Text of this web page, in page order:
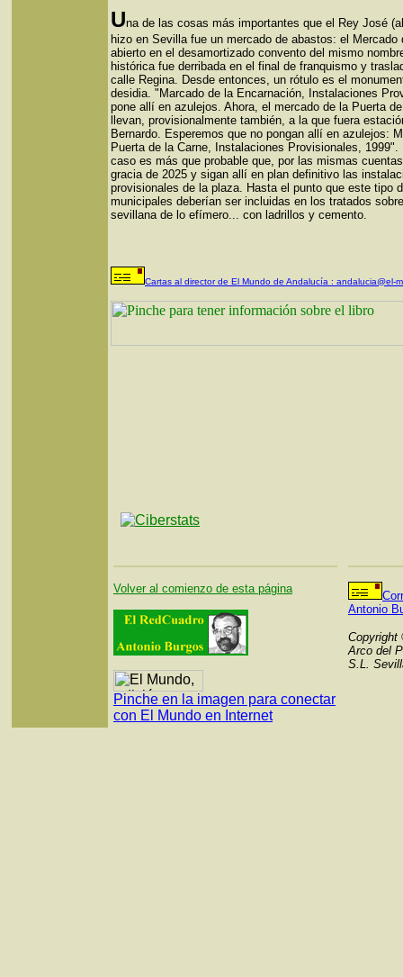
Una de las cosas más importantes que el Rey José
hizo en Sevilla fue un mercado de abastos: el Mercado
abierto en el desamortizado convento del mismo
histórica fue derribada en el final de franquismo y
calle Regina. Desde entonces, un rótulo es el
desidia. "Marcado de la Encarnación, Instalaciones
pone allí en azulejos. Ahora, el mercado de la Puerta
llevan, provisionalmente también, a la que fuera
Bernardo. Esperemos que no pongan allí en azulejos:
Puerta de la Carne, Instalaciones Provisionales, 1999".
caso es más que probable que, por las mismas
gracia de 2025 y sigan allí en plan definitivo las
provisionales de la plaza. Hasta el punto que este tipo
municipales deberían ser incluidas en los tratados
sevillana de lo efímero... con ladrillos y cemento.
Cartas al director de El Mundo de Andalucía : andalucia@el-
Volver al comienzo de esta página
Pinche en la imagen para conectar
con El Mundo en Internet
Antonio
Copyright
Arco del
S.L.